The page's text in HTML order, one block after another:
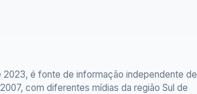
é fonte de informação independente de
com diferentes mídias da região Sul de